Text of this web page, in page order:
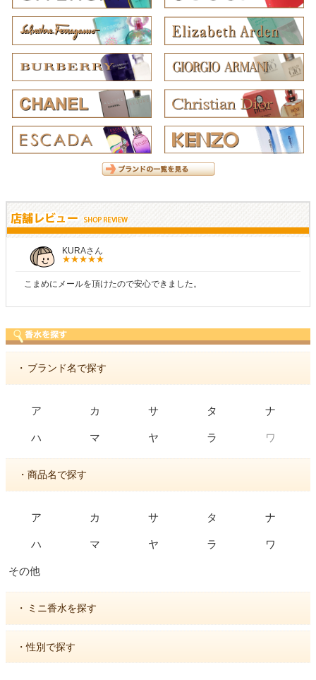
KURAさん
こまめにメールを頂けたので安心できました。
・ ブランド名で探す
ア カ サ タ ナ
ハ マ ヤ ラ ワ
・商品名で探す
ア カ サ タ ナ
ハ マ ヤ ラ ワ
その他
・ ミニ香水を探す
・性別で探す